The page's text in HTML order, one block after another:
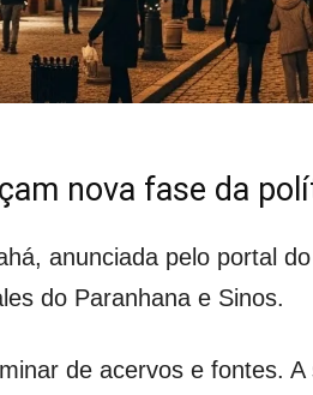
nova fase da
anunciada pelo portal
do Paranhana e Sinos.
de acervos e fontes.